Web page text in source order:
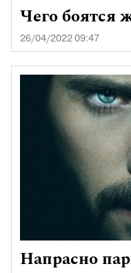
Чего
26/04/2022 09:47
Напрасно